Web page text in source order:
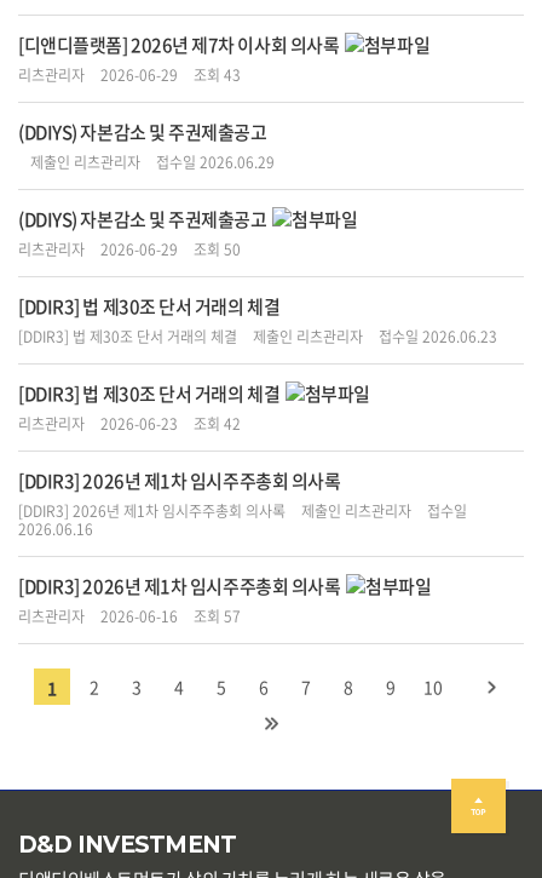
[디앤디플랫폼] 2026년 제7차 이사회 의사록
리츠관리자 2026-06-29 조회 43
(DDIYS) 자본감소 및 주권제출공고
제출인 리츠관리자 접수일 2026.06.29
(DDIYS) 자본감소 및 주권제출공고
리츠관리자 2026-06-29 조회 50
[DDIR3] 법 제30조 단서 거래의 체결
[DDIR3] 법 제30조 단서 거래의 체결 제출인 리츠관리자 접수일 2026.06.23
[DDIR3] 법 제30조 단서 거래의 체결
리츠관리자 2026-06-23 조회 42
[DDIR3] 2026년 제1차 임시주주총회 의사록
[DDIR3] 2026년 제1차 임시주주총회 의사록 제출인 리츠관리자
접수일
2026.06.16
[DDIR3] 2026년 제1차 임시주주총회 의사록
리츠관리자 2026-06-16 조회 57
1 2 3 4 5 6 7 8 9 10
D&D INVESTMENT